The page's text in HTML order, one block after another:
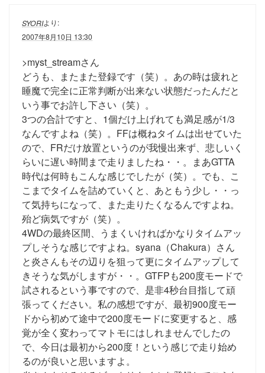
SYORIより:
2007年8月10日 13:30
>myst_streamさん
どうも、またまた登録です（笑）。あの時は疲れと
睡魔で完全に正常判断が出来ない状態だったんだと
いう事でお許し下さい（笑）。
3つの合計ですと、1個だけ上げれても満足感が1/3
なんですよね（笑）。FFは概ねタイムは出せていた
ので、FRだけ放置というのが我慢出来ず、悲しいく
らいに遅い時間まで走りましたね・・。まあGTTA
時代は何時もこんな感じでしたが（笑）。でも、こ
こまでタイムを詰めていくと、あともう少し・・っ
て気持ちになって、また走りたくなるんですよね。
殆ど病気ですが（笑）。
4WDの最終区間、うまくいければかなりタイムアッ
プしそうな感じですよね。syana（Chakura）さん
と炎さんもその辺りを狙って更にタイムアップして
きそうな気がしますが・・。GTFPも200度モードで
試されるという事ですので、是非4秒台目指して頑
張ってください。私の感想ですが、最初900度モー
ドから初めて途中で200度モードに変更すると、感
覚が全く変わってマトモにはしれませんでしたの
で、今日は最初から200度！という感じで走り始め
るのが良いと思いますよ。